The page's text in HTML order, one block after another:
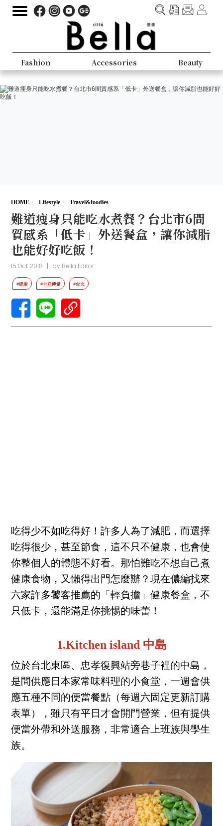
Fashion Accessories Beauty
HOME Lifestyle Travel&foodies
難道瘦身只能吃水煮餐？台北市6間
質感系「低卡」外送餐盒，讓你減脂
也能好好吃飯！
15 Oct 2018 | by Bella Editor
#健康 #外送便當 #台北
吃得少不如吃得好！許多人為了減肥，而選擇
吃得很少，甚至節食，這不只不健康，也會使
你整個人的體態不好看。那怕難吃不想自己煮
健康食物，又懶得出門怎麼辦？現在儂編找來
六家許多饕客推薦的「輕負擔」健康餐盒，不
只低卡，還能滿足你挑惕的味蕾！
1.Kitchen island 中島
位於台北東區、忠孝復興站旁巷子裡的中島，
是間供應日本家常味料理的小食堂，一週會供
應五種不同的便當餐點（每週六固定更新訂購
表單），雖只有平日才會開門營業，但有提供
便當外帶和外送服務，非常適合上班族與學生
族。